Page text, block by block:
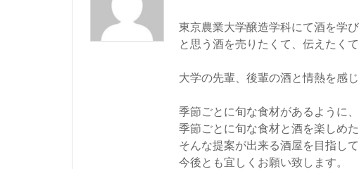
東京農業大学醸造学科にて酒を学
と思う酒を売りたくて、伝えたく
大学の先輩、後輩の酒と情熱を感
季節ごとに旬な食材があるように
季節ごとに旬な食材と酒を楽しめ
そんな提案が出来る酒屋を目指し
今後とも宜しくお願い致します。